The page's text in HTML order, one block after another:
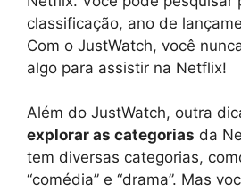
classificação, ano de
Com o JustWatch, você
algo para assistir na Netflix!
Além do JustWatch, outra
explorar as categorias da
tem diversas categorias,
“comédia” e “drama”. Mas